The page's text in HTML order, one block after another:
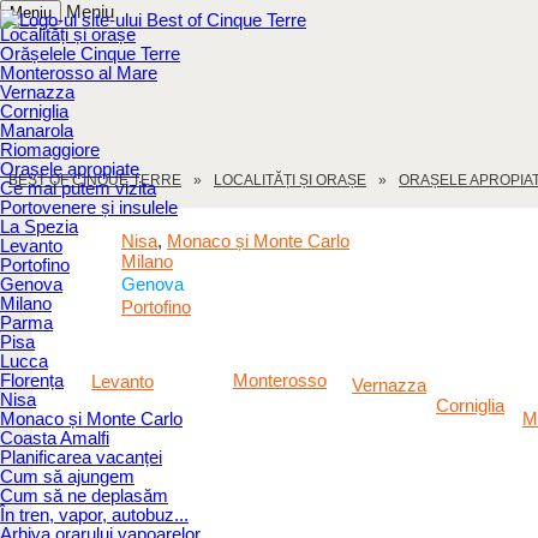
Meniu
Meniu
Localități și orașe
Orășelele Cinque Terre
Monterosso al Mare
Vernazza
Corniglia
Manarola
Riomaggiore
Orașele apropiate
Ce mai putem vizita
Portovenere și insulele
La Spezia
Levanto
Portofino
Genova
Milano
Parma
Pisa
Lucca
Florența
Nisa
Monaco și Monte Carlo
Coasta Amalfi
Planificarea vacanței
Cum să ajungem
Cum să ne deplasăm
În tren, vapor, autobuz...
Arhiva orarului vapoarelor
BEST OF CINQUE TERRE LOCALITĂȚI ȘI ORAȘE ORAȘELE
Levanto Monterosso
Vernazza
Corniglia
Genova
Milano
Nisa, Monaco și Monte Carlo
Portofino